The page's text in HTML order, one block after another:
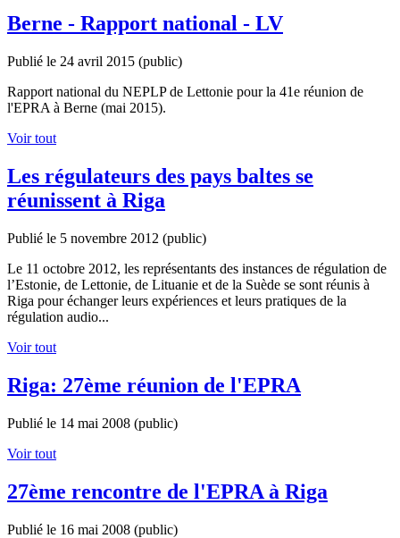
Berne - Rapport national - LV
Publié le 24 avril 2015 (public)
Rapport national du NEPLP de Lettonie pour la 41e réunion de
l'EPRA à Berne (mai 2015).
Voir tout
Les régulateurs des pays baltes se
réunissent à Riga
Publié le 5 novembre 2012 (public)
Le 11 octobre 2012, les représentants des instances de régulation de
l’Estonie, de Lettonie, de Lituanie et de la Suède se sont réunis à
Riga pour échanger leurs expériences et leurs pratiques de la
régulation audio...
Voir tout
Riga: 27ème réunion de l'EPRA
Publié le 14 mai 2008 (public)
Voir tout
27ème rencontre de l'EPRA à Riga
Publié le 16 mai 2008 (public)